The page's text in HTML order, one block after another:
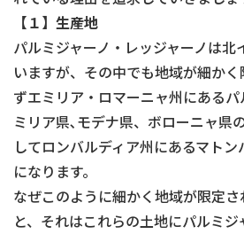
【１】生産地
パルミジャーノ・レッジャーノは北
いますが、その中でも地域が細か
ずエミリア・ロマーニャ州にある
ミリア県､モデナ県、ボローニャ県
してロンバルディア州にあるマト
になります。
なぜこのように細かく地域が限定
と、それはこれらの土地にパルミジ